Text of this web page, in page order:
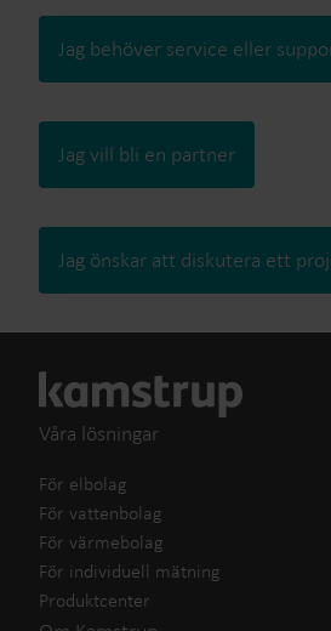
Jag behöver service eller
Jag vill bli en partner
Jag önskar att diskutera ett
Våra lösningar
För elbolag
För vattenbolag
För värmebolag
För individuell mätning
Produktcenter